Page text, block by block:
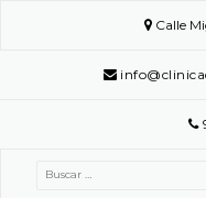
Calle
Buscar: